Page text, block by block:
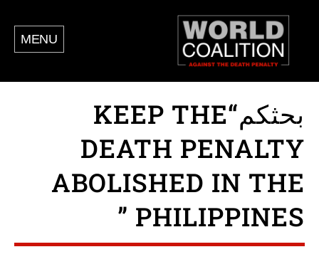
MENU
بحثكم“KEEP THE
DEATH PENALTY
ABOLISHED IN THE
PHILIPPINES ”